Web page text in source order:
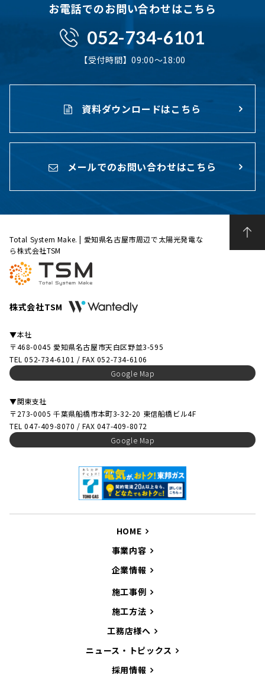
お電話でのお問い合わせはこちら
052-734-6101
【受付時間】09:00〜18:00
資料ダウンロードはこちら
メールでのお問い合わせはこちら
Total System Make. | 愛知県名古屋市周辺で太陽光発電な
ら株式会社TSM
株式会社TSM
▼本社
〒468-0045 愛知県名古屋市天白区野並3-595
TEL 052-734-6101 / FAX 052-734-6106
Google Map
▼関東支社
〒273-0005 千葉県船橋市本町3-32-20 東信船橋ビル4F
TEL 047-409-8070 / FAX 047-409-8072
Google Map
HOME
事業内容
企業情報
施工事例
施工方法
工務店様へ
ニュース・トピックス
採用情報